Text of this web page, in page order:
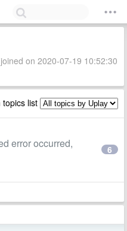
on 2020-07-19 10:52:30
topics list
error occurred,
6